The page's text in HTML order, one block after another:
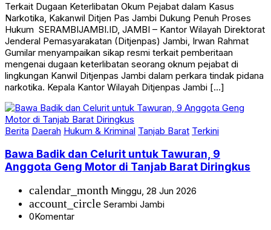
Terkait Dugaan Keterlibatan Okum Pejabat dalam Kasus
Narkotika, Kakanwil Ditjen Pas Jambi Dukung Penuh Proses
Hukum SERAMBIJAMBI.ID, JAMBI – Kantor Wilayah Direktorat
Jenderal Pemasyarakatan (Ditjenpas) Jambi, Irwan Rahmat
Gumilar menyampaikan sikap resmi terkait pemberitaan
mengenai dugaan keterlibatan seorang oknum pejabat di
lingkungan Kanwil Ditjenpas Jambi dalam perkara tindak pidana
narkotika. Kepala Kantor Wilayah Ditjenpas Jambi […]
Berita Daerah Hukum & Kriminal Tanjab Barat Terkini
Bawa Badik dan Celurit untuk Tawuran, 9
Anggota Geng Motor di Tanjab Barat Diringkus
calendar_month Minggu, 28 Jun 2026
account_circle Serambi Jambi
0Komentar